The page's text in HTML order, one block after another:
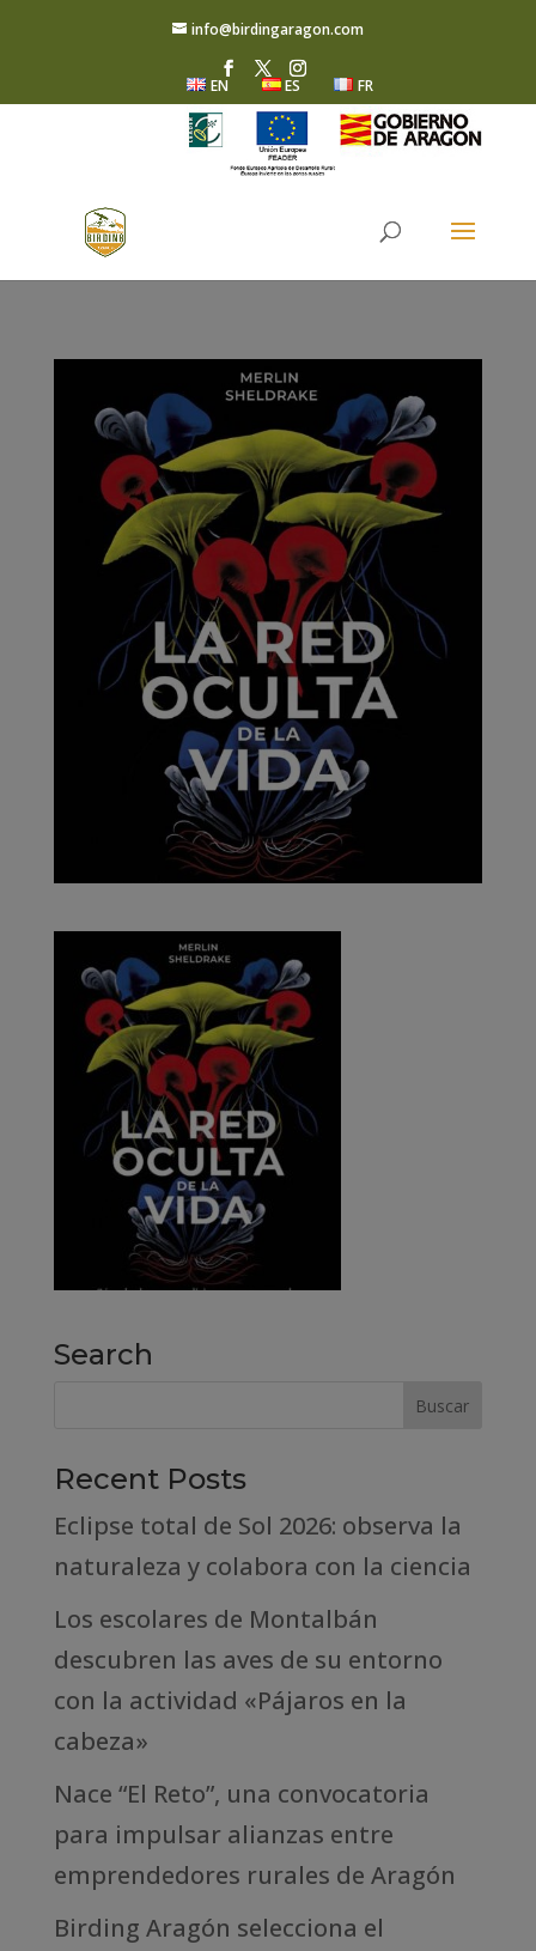
info@birdingaragon.com
EN ES FR
Search
Recent Posts
Eclipse total de Sol 2026: observa la
naturaleza y colabora con la ciencia
Los escolares de Montalbán
descubren las aves de su entorno
con la actividad «Pájaros en la
cabeza»
Nace “El Reto”, una convocatoria
para impulsar alianzas entre
emprendedores rurales de Aragón
Birding Aragón selecciona el